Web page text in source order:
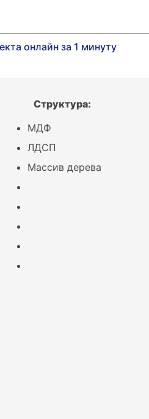
Категории
Кухни
Полезное
онлайн за 1 минуту
Структура:
МДФ
ЛДСП
Массив дерева